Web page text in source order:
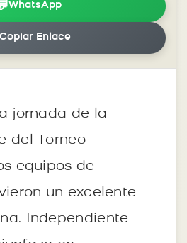
WhatsApp
Copiar Enlace
jornada de la
del Torneo
equipos de
un excelente
Independiente